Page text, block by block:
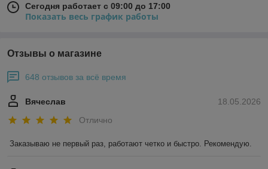
Сегодня работает с 09:00 до 17:00
Показать весь график работы
Отзывы о магазине
648 отзывов за всё время
18.05.2026
Вячеслав
Отлично
Заказываю не первый раз, работают четко и быстро. Рекомендую.